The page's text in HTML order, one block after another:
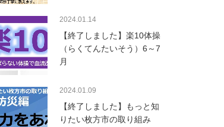
2024.01.14
【終了しました】楽10体操
（らくてんたいそう）6～7
月
2024.01.09
【終了しました】もっと知
りたい枚方市の取り組み